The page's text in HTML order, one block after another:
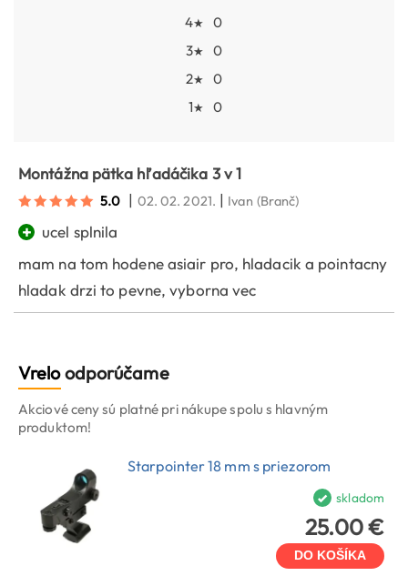
4★
0
3★
0
2★
0
1★ 0
Montážna pätka hľadáčika 3 v 1
5.0 | 02. 02. 2021. | Ivan (Branč)
+
ucel splnila
mam na tom hodene asiair pro, hladacik a pointacny
hladak drzi to pevne, vyborna vec
Vreloodporúčame
Akciové ceny sú platné pri nákupe spolu s hlavným
produktom!
Starpointer 18 mm s priezorom
skladom
25.00 €
DO KOŠÍKA